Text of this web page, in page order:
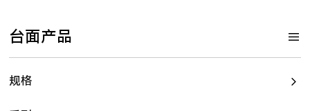
台面产品
规格